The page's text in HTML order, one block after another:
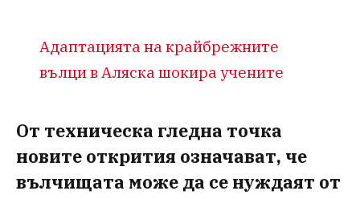
Адаптацията на крайбрежните
вълци в Аляска шокира учените
От техническа гледна точка
новите открития означават, че
вълчищата може да се нуждаят от